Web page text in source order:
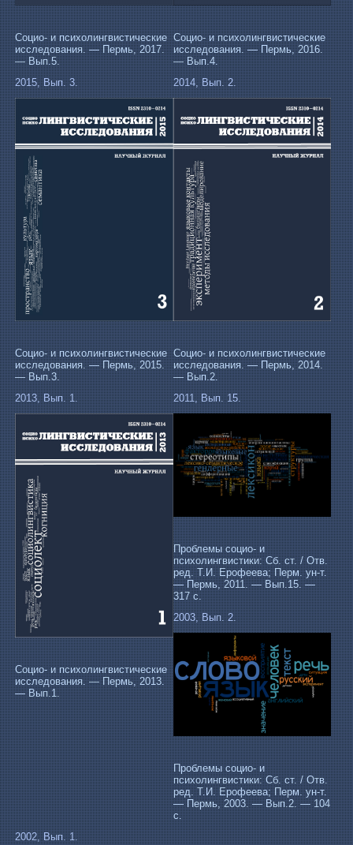
Социо- и психолингвистические
исследования. — Пермь, 2017.
— Вып.5.
Социо- и психолингвистические
исследования. — Пермь, 2016.
— Вып.4.
2015, Вып. 3.
Социо- и психолингвистические
исследования. — Пермь, 2015.
— Вып.3.
2014, Вып. 2.
Социо- и психолингвистические
исследования. — Пермь, 2014.
— Вып.2.
2013, Вып. 1.
Социо- и психолингвистические
исследования. — Пермь, 2013.
— Вып.1.
2011, Вып. 15.
Проблемы социо- и
психолингвистики: Сб. ст. / Отв.
ред. Т.И. Ерофеева; Перм. ун-т.
— Пермь, 2011. — Вып.15. —
317 с.
2003, Вып. 2.
Проблемы социо- и
психолингвистики: Сб. ст. / Отв.
ред. Т.И. Ерофеева; Перм. ун-т.
— Пермь, 2003. — Вып.2. — 104
с.
2002, Вып. 1.